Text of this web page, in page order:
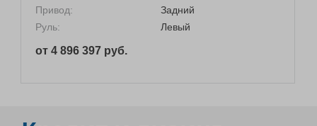
Привод:
Задний
Руль:
Левый
от 4 896 397 руб.